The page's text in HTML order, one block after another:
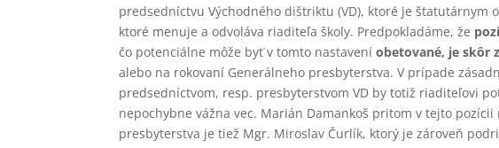
predsedníctvu Východného dištriktu (VD), ktoré je štatutárnym
ktoré menuje a odvoláva riaditeľa školy. Predpokladáme, že
čo potenciálne môže byť v tomto nastaveníobetované, je skôr
alebo na rokovaní Generálneho presbyterstva. V prípade
predsedníctvom, resp. presbyterstvom VD by totiž riaditeľovi
nepochybne vážna vec. Marián Damankoš pritom v tejto
presbyterstva je tiež Mgr. Miroslav Čurlík, ktorý je zároveň